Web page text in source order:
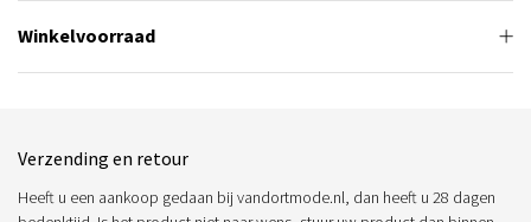
Winkelvoorraad
Verzending en retour
Heeft u een aankoop gedaan bij vandortmode.nl, dan heeft u 28 dagen